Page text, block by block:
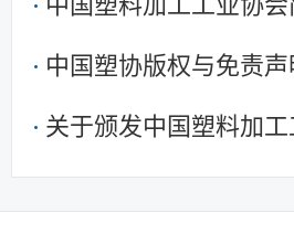
中国塑协版权与免责声
关于颁发中国塑料加